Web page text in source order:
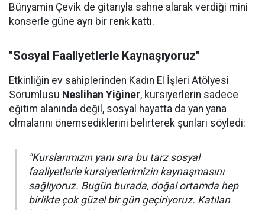
Bünyamin Çevik de gitarıyla sahne alarak verdiği mini
konserle güne ayrı bir renk kattı.
"Sosyal Faaliyetlerle Kaynaşıyoruz"
Etkinliğin ev sahiplerinden Kadın El İşleri Atölyesi
Sorumlusu Neslihan Yiğiner, kursiyerlerin sadece
eğitim alanında değil, sosyal hayatta da yan yana
olmalarını önemsediklerini belirterek şunları söyledi:
"Kurslarımızın yanı sıra bu tarz sosyal
faaliyetlerle kursiyerlerimizin kaynaşmasını
sağlıyoruz. Bugün burada, doğal ortamda hep
birlikte çok güzel bir gün geçiriyoruz. Katılan